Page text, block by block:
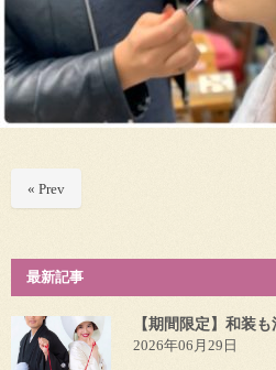
« Prev
最新記事
【期間限定】和装
2026年06月29日